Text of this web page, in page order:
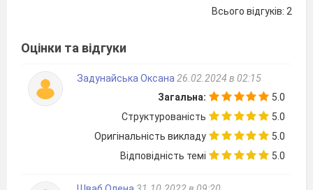
Всього відгуків: 2
Оцінки та відгуки
Задунайська Оксана26.02.2024 в 02:15
Загальна:
5.0
Структурованість
5.0
Оригінальність викладу
5.0
Відповідність темі
5.0